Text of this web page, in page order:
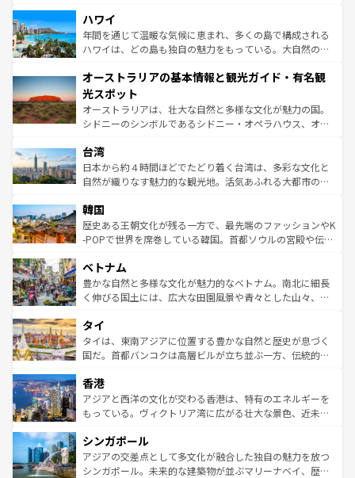
着のスイス情報は
のような巨大都市は、観光、ショッピング、エンターテイ
ンメントが詰まった刺激的なスポットだ。一方、アメリカ
西部には大自然が広がり、グランドキャニオンやイエロー
部のニューオーリンズでは、音楽と美食が融合した独特の
文化が魅力。旅行者はアメリカの各地域で異なる魅力を楽
しみながら、その多様性と豊かな歴史を感じることができ
るだろう。車でのロードトリップや列車の旅も、アメリカ
情報は
ハワイ
年間を通じて温暖な気候に恵まれ、多くの島で構成される
ハワイは、どの島も独自の魅力をもっている。大自然の神
ワイ島は見逃せない。また、定番の観光地といえばオアフ
島だが、静かな自然を求めるならマウイ島やカウアイ島が
おすすめ。エメラルドグリーンに輝く海をはじめ、豊かな
文化や歴史が息づいている。「アロハスピリット」と呼ば
人々、おいしいローカルフードやハワイアンミュージッ
ク、伝統的なフラダンスなど、すべてがハワイの魅力を彩
っている。訪れるたびに新しい発見と感動が待っているハ
はコンテンツ一覧
オーストラリアの基本情報と観光ガイド・有名観
光スポット
オーストラリアは、壮大な自然と多様な文化が魅力の国。
シドニーのシンボルであるシドニー・オペラハウス、オー
リアリーフや大陸中央部にそびえるウルル（エアーズロッ
ク）、タスマニアの美しい原生林やケアンズの熱帯雨林な
ど、見どころがたくさん。また、カフェやワイン、オージ
いる。アクティビティも充実しており、サーフィンやダイ
ビング、ハイキングなど、アウトドア好きにはたまらな
い。オーストラリアの多彩な魅力を存分に味わいつくそ
参照してほしい。
台湾
日本から約４時間ほどでたどり着く台湾は、多彩な文化と
自然が織りなす魅力的な観光地。活気あふれる大都市の台
ン）、静ひつな山岳地帯である台湾東部など、都市の喧騒
と山間の静けさが共存しており、訪れる人に新しい発見と
驚きをもたらしてくれる。また、奥深い台湾の食文化も魅
容にもいいと評判のスイーツなど、バラエティ豊かな料理
が味わえる。 なお、新着の台湾情報は コンテンツ一覧を参
照してほしい。
韓国
歴史ある王朝文化が残る一方で、最先端のファッションやK
-POPで世界を席巻している韓国。首都ソウルの宮殿や伝統
き、地方に足を延ばせば四季折々の自然美を楽しむことが
できる。そして、キムチや焼肉、絶品のストリートフード
まで、さまざまな韓国料理が待っている。夜には、韓国な
リティに包まれながら、韓国の多彩な魅力を心ゆくまで味
わってみてほしい。 なお、新着の韓国情報はコンテンツ一
覧を参照してほしい。
ベトナム
豊かな自然と多様な文化が魅力的なベトナム。南北に細長
く伸びる国土には、広大な田園風景や青々とした山々、世
急速な発展と共に伝統が息づく。ハノイの古い町並みやホ
ーチミン市のフランス統治時代の建物も、独特の雰囲気を
醸し出している。また、バラエティの豊かさとおいしさで
とつ。フォーやバインミー、ベトナムコーヒーなどは、ぜ
ひ現地で味わいたい。どの地域を訪れてもあたたかい人々
が旅行者を迎えてくれるので、きっと忘れられない旅にな
参照してほしい。
タイ
タイは、東南アジアに位置する豊かな自然と歴史が息づく
国だ。首都バンコクは高層ビルが立ち並ぶ一方、伝統的な
の活気が交差している。北部ではチェンマイなどの山岳地
帯で自然と触れ合い、南部ではプーケットやクラビの美し
いビーチでリゾート気分を楽しむことができる。タイ料理
激する。気候は一年中温暖で、どの季節にも異なる楽しみ
が待っている。親しみやすいタイの人々、仏教を中心とし
た文化、そして多様な観光資源が、訪れる旅人を魅了し続
香港
アジアと西洋の文化が交わる香港は、特有のエネルギーを
もっている。ヴィクトリア湾に広がる壮大な景色、近未来
み、どこを訪れても感動するはず。観光スポットが密集し
ており、効率よく見どころを回れるのも魅力。息をのむよ
うな絶景から文化的な体験まで、香港を存分に楽しみ尽く
シンガポール
アジアの交差点として多文化が融合した独自の魅力を放つ
シンガポール。未来的な建築物が並ぶマリーナベイ、歴史